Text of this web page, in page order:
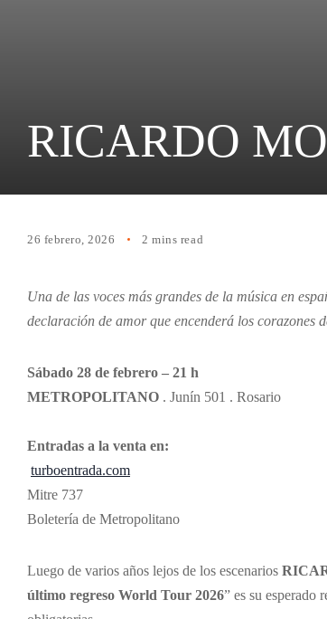
RICARDO
26 febrero, 2026 2 mins read
Una de las voces más grandes de la música en
declaración de amor que encenderá los corazones
Sábado 28 de febrero – 21 h
METROPOLITANO . Junín 501 . Rosario
Entradas a la venta en:
turboentrada.com
Mitre 737
Boletería de Metropolitano
Luego de varios años lejos de los escenarios
último regreso World Tour 2026” es su esperado